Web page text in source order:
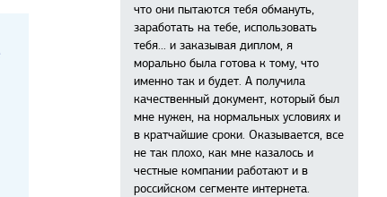
что они пытаются тебя обмануть,
заработать на тебе, использовать
тебя... и заказывая диплом, я
морально была готова к тому, что
именно так и будет. А получила
качественный документ, который был
мне нужен, на нормальных условиях и
в кратчайшие сроки. Оказывается, все
не так плохо, как мне казалось и
честные компании работают и в
российском сегменте интернета.